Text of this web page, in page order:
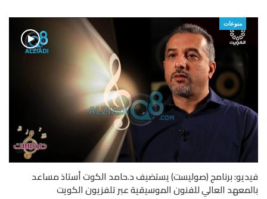
منوعات
فيديو: برنامج (صوليست) يستضيف د.حامد الكوت أستاذ مساعد
بالمعهد العالي للفنون الموسيقية عبر تلفزيون الكويت